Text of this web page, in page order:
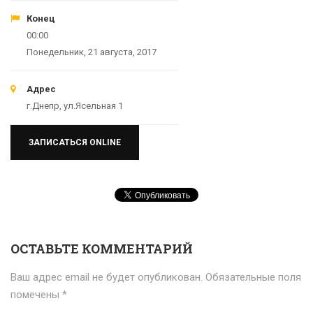
Конец
00:00
Понедельник, 21 августа, 2017
Адрес
г.Днепр, ул.Ясельная 1
ЗАПИСАТЬСЯ ONLINE
ОСТАВЬТЕ КОММЕНТАРИЙ
Ваш адрес email не будет опубликован. Обязательные поля
помечены *